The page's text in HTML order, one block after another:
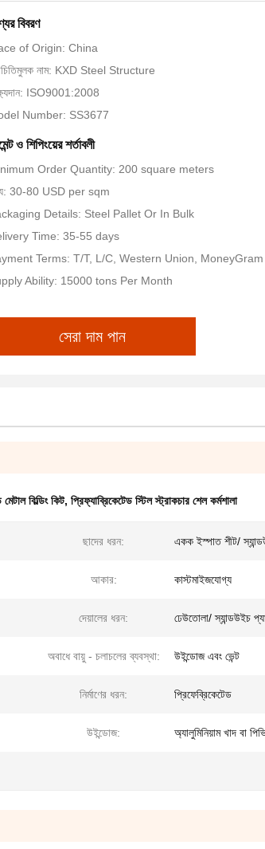
বিবরণ
of Origin: China
নাম: KXD Steel Structure
ISO9001:2008
Number: SS3677
ও শিপিংয়ের শর্তাবলী
Order Quantity: 200 square meters
30-80 USD per sqm
Details: Steel Pallet Or In Bulk
Time: 35-55 days
Terms: T/T, L/C, Western Union, MoneyGram
Ability: 15000 tons Per Month
সেরা দাম পান
বিল্ডিং কিট, প্রিফ্যাব্রিকেটেড স্টিল স্ট্রাকচার শেল কর্মশালা
ছাদের ধরন: একক ইস্পাত শীট/
আকার: কাস্টমাইজযোগ্য
দেয়ালের ধরন: ঢেউতোলা/ স্যান্ডউইচ
অবাধে বায়ু - চলাচলের ব্যবস্থা: উইন্ডোজ এবং ভেন্ট
নির্মাণের ধরন: প্রিফেব্রিকেটেড
উইন্ডোজ: অ্যালুমিনিয়াম খাদ বা